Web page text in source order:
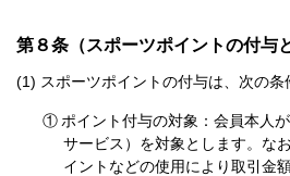
第８条（スポーツポイントの付与
スポーツポイントの付与は、次の条
① ポイント付与の対象：会員本人
サービス）を対象とします。な
イントなどの使用により取引金